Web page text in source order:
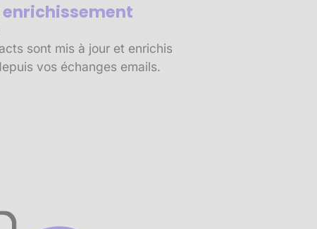
enrichissement
sont mis à jour et enrichis
vos échanges emails.